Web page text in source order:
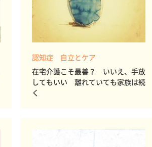
認知症 自立とケア
在宅介護こそ最善？ いいえ、手放
してもいい 離れていても家族は続
く